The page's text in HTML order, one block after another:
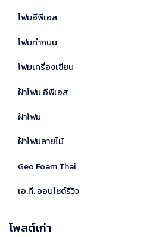
โฟมอีพีเอส
โฟมทำถนน
โฟมเครื่องเขียน
ฝ้าโฟม อีพีเอส
ฝ้าโฟม
ฝ้าโฟมลายไม้
Geo Foam Thai
เอ.ที. ออนไซต์รีวิว
โพสต์เก่า